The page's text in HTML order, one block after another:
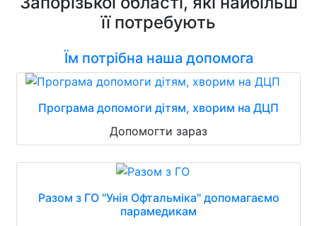
її потребують
Їм потрібна наша допомога
Програма допомоги дітям, хворим на ДЦП
Допомогти зараз
Разом з ГО "Унія Офтальміка" допомагаємо
парамедикам